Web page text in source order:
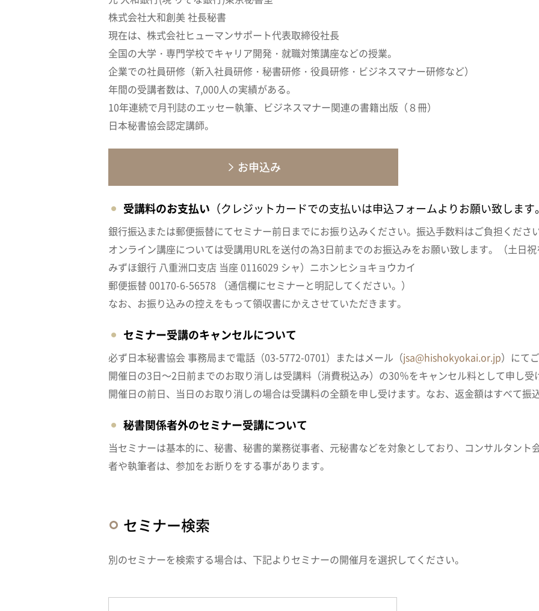
株式会社大和創美 社長秘書
現在は、株式会社ヒューマンサポート代表取締役社長
全国の大学・専門学校でキャリア開発・就職対策講座などの授業。
企業での社員研修（新入社員研修・秘書研修・役員研修・ビジネスマナー研修など）
年間の受講者数は、7,000人の実績がある。
10年連続で月刊誌のエッセー執筆、ビジネスマナー関連の書籍出版（８冊）
日本秘書協会認定講師。
お申込み
受講料のお支払い （クレジットカードでの支払いは申込フォームよりお願い致します
銀行振込または郵便振替にてセミナー前日までにお振り込みください。振込手数料はご負担ください
オンライン講座については受講用URLを送付の為3日前までのお振込みをお願い致します。（土日祝
みずほ銀行 八重洲口支店 当座 0116029 シャ）ニホンヒショキョウカイ
郵便振替 00170-6-56578 （通信欄にセミナーと明記してください。）
なお、お振り込みの控えをもって領収書にかえさせていただきます。
セミナー受講のキャンセルについて
必ず日本秘書協会 事務局まで電話（03-5772-0701）またはメール（jsa@hishokyokai.or.jp）にて
開催日の3日～2日前までのお取り消しは受講料（消費税込み）の30％をキャンセル料として申し受
開催日の前日、当日のお取り消しの場合は受講料の全額を申し受けます。なお、返金額はすべて振
秘書関係者外のセミナー受講について
当セミナーは基本的に、秘書、秘書的業務従事者、元秘書などを対象としており、コンサルタント
者や執筆者は、参加をお断りをする事があります。
セミナー検索
別のセミナーを検索する場合は、下記よりセミナーの開催月を選択してください。